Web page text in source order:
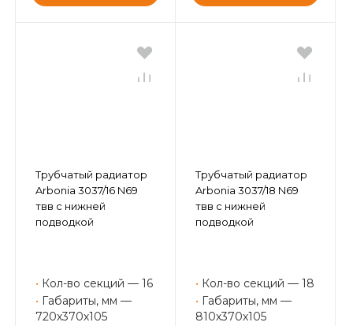
Трубчатый радиатор
Arbonia 3037/16 N69
твв с нижней
подводкой
• Кол-во секций — 16
• Габариты, мм —
720х370х105
Трубчатый радиатор
Arbonia 3037/18 N69
твв с нижней
подводкой
• Кол-во секций — 18
• Габариты, мм —
810х370х105